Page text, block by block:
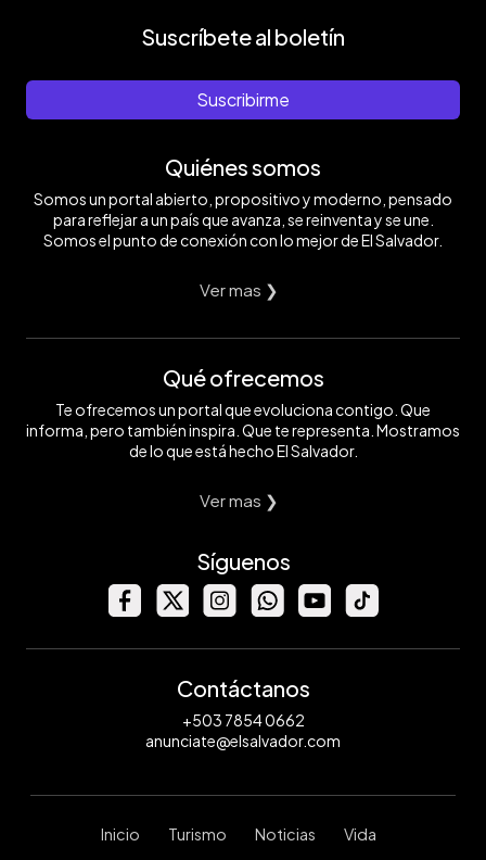
Suscríbete al boletín
Suscribirme
Quiénes somos
Somos un portal abierto, propositivo y moderno, pensado
para reflejar a un país que avanza, se reinventa y se une.
Somos el punto de conexión con lo mejor de El Salvador.
Ver mas ❯
Qué ofrecemos
Te ofrecemos un portal que evoluciona contigo. Que
informa, pero también inspira. Que te representa. Mostramos
de lo que está hecho El Salvador.
Ver mas ❯
Síguenos
Contáctanos
+503 7854 0662
anunciate@elsalvador.com
Inicio Turismo Noticias Vida